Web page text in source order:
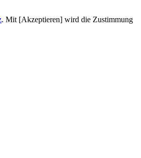
. Mit [Akzeptieren] wird die Zustimmung